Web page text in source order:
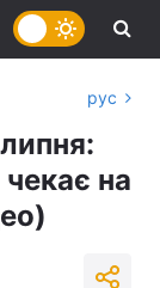
рус
на